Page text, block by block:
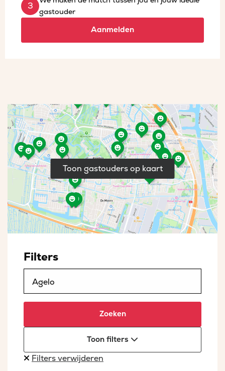
gastouder
Aanmelden
Toon gastouders op kaart
Filters
Zoeken
Toon filters
Filters verwijderen